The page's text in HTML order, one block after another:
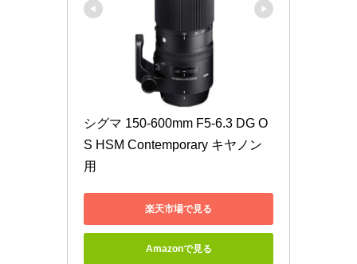
シグマ 150-600mm F5-6.3 DG O
S HSM Contemporary キヤノン
用
楽天市場で見る
Amazonで見る